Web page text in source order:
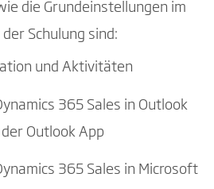
die Grundeinstellungen im
Schulung sind:
und Aktivitäten
365 Sales in Outlook
Outlook App
365 Sales in Microsoft